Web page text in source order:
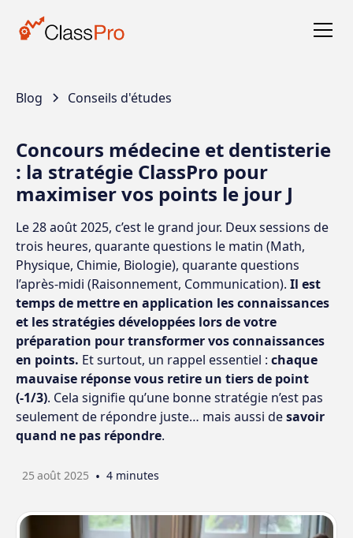
Blog Conseils d'études
Concours médecine et dentisterie
: la stratégie ClassPro pour
maximiser vos points le jour J
Le 28 août 2025, c’est le grand jour. Deux sessions de
trois heures, quarante questions le matin (Math,
Physique, Chimie, Biologie), quarante questions
l’après-midi (Raisonnement, Communication). Il est
temps de mettre en application les connaissances
et les stratégies développées lors de votre
préparation pour transformer vos connaissances
en points. Et surtout, un rappel essentiel : chaque
mauvaise réponse vous retire un tiers de point
(-1/3). Cela signifie qu’une bonne stratégie n’est pas
seulement de répondre juste… mais aussi desavoir
quand ne pas répondre.
25 août 2025 • 4 minutes